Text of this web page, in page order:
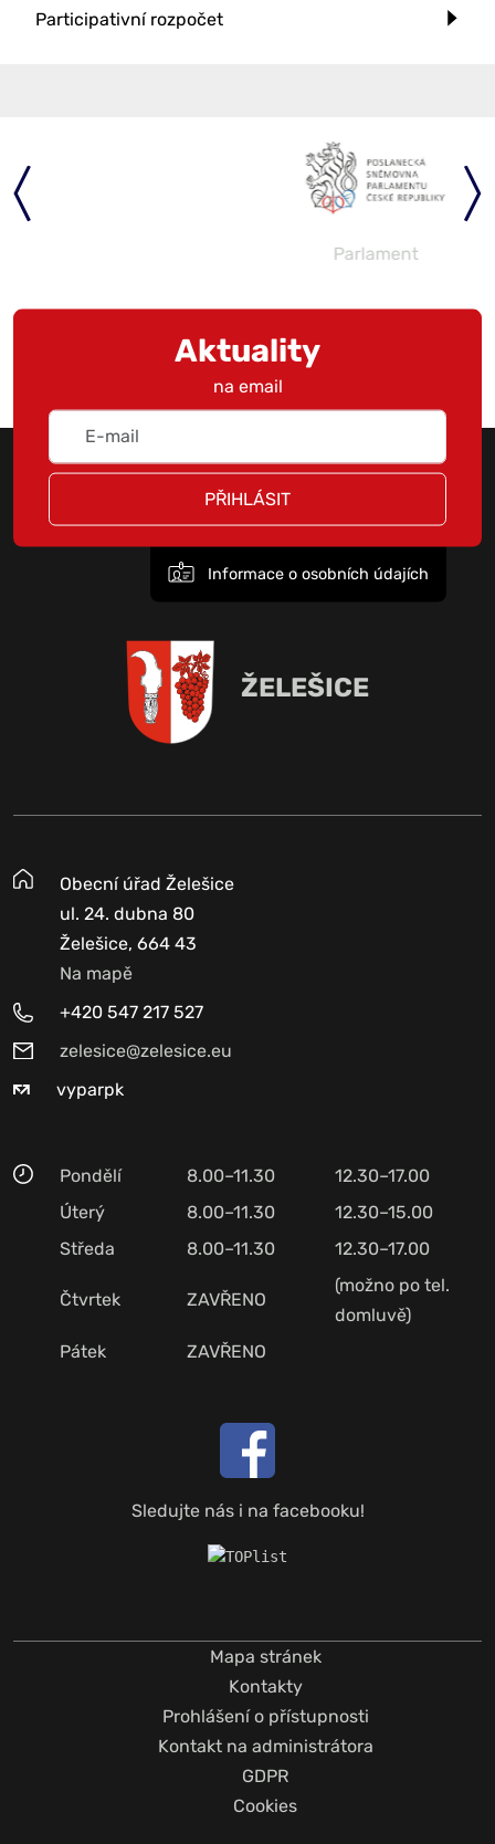
Participativní rozpočet
Aktuality
na email
PŘIHLÁSIT
Informace o osobních údajích
ŽELEŠICE
Obecní úřad Želešice
ul. 24. dubna 80
Želešice, 664 43
Na mapě
+420 547 217 527
zelesice@zelesice.eu
vyparpk
Pondělí 8.00–11.30
12.30–17.00
Úterý
8.00–11.30
12.30–15.00
Středa
8.00–11.30 12.30–17.00
Čtvrtek ZAVŘENO
(možno po tel.
domluvě)
Pátek
ZAVŘENO
Sledujte nás i na facebooku!
Mapa stránek
Kontakty
Prohlášení o přístupnosti
Kontakt na administrátora
GDPR
Cookies